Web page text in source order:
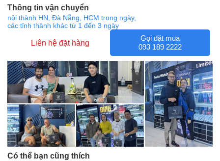
Thông tin vận chuyển
nội thành HN, Đà Nẵng, HCM trong ngày,
các tỉnh thành khác từ 1 đến 3 ngày
Liên hệ đặt hàng
Gọi đặt mua
093 189 2222
Có thể bạn cũng thích